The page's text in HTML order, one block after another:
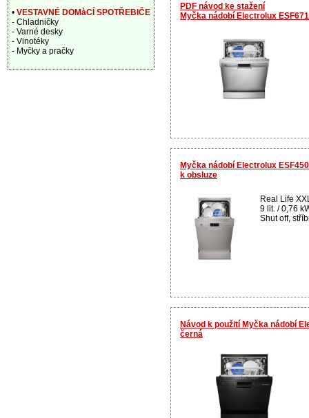
PDF návod ke stažení
Myčka nádobí Electrolux
Myčka nádobí Electrolux
k obsluze
Real Life
9 lit. / 0,76
Shut off,
Návod k použití Myčka nádobí
černá
• VESTAVNÉ DOMàCÍ SPOTŘEBIČE
- Chladničky
- Varné desky
- Vinotéky
- Myčky a pračky